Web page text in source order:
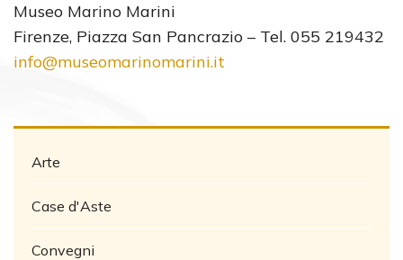
Museo Marino Marini
Firenze, Piazza San Pancrazio – Tel. 055 219432
info@museomarinomarini.it
Arte
Case d'Aste
Convegni